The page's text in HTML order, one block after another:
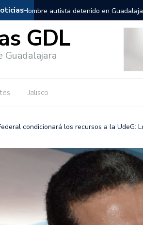
Títeres gigantes recorrerán las
GDL
Guadalajara
Jalisco
condicionará los recursos a la UdeG: